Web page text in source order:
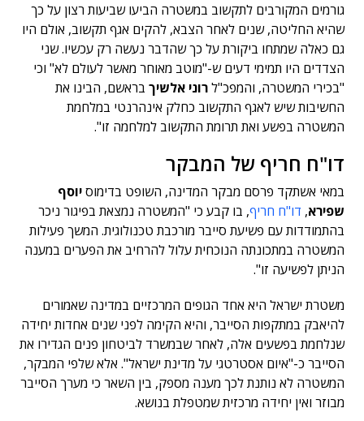
גורמים המקורבים לתקשוב במשטרה הביעו שביעות רצון על כך
שהיא החליטה, שנים לאחר הצבא, להקים אגף תקשוב, אולם היו
גם כאלה שמתחו ביקורת על כך שהדבר נעשה רק עכשיו. שני
הצדדים היו תמימי דעים ש-"מוטב מאוחר מאשר לעולם לא" וכי
"בכירי המשטרה, והמפכ"לרוני אלשיך בראשם, הבינו את
החשיבות שיש לאגף התקשוב כחלק אינהרנטי במלחמת
המשטרה בפשע ואת תרומת התקשוב למלחמה זו".
דו"ח חריף של המבקר
במאי אשתקד פרסם מבקר המדינה, השופט בדימוסיוסף
שפירא, דו"ח חריף, בו קבע כי "המשטרה נמצאת בפיגור ניכר
בהתמודדות עם פשיעת סייבר מורכבת טכנולוגית. המשך פעילות
המשטרה במתכונתה הנוכחית עלול להרחיב את הפערים במענה
הניתן לפשיעה זו".
משטרת ישראל היא אחד הגופים המרכזיים במדינה שאמורים
להיאבק במתקפות הסייבר, והיא הקימה לפני שנים אחדות יחידה
שנלחמת בפשעים אלה, לאחר שבמשרד לביטחון פנים הגדירו את
הסייבר כ-"איום אסטרטגי על מדינת ישראל". אלא שלפי המבקר,
המשטרה לא נותנת לכך מענה מספק, בין השאר כי מערך הסייבר
מבוזר ואין יחידה מרכזית שמטפלת בנושא.